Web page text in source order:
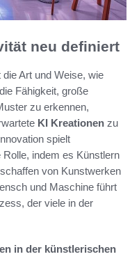
neu definiert
die Art und Weise, wie
Fähigkeit, große
zu erkennen,
KI Kreationen zu
spielt
Rolle, indem es Künstlern
von Kunstwerken
und Maschine führt
der viele in der
in der künstlerischen